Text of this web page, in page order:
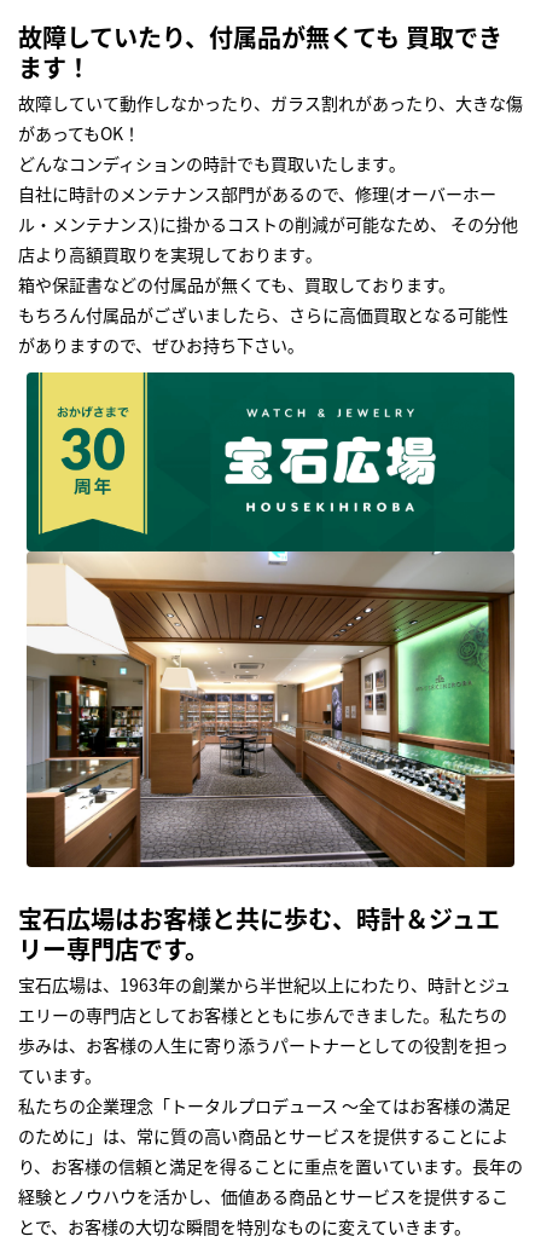
故障していたり、付属品が無くても 買取でき
ます！
故障していて動作しなかったり、ガラス割れがあったり、大きな傷
があってもOK！
どんなコンディションの時計でも買取いたします｡
自社に時計のメンテナンス部門があるので、修理(オーバーホー
ル・メンテナンス)に掛かるコストの削減が可能なため、 その分他
店より高額買取りを実現しております｡
箱や保証書などの付属品が無くても、買取しております。
もちろん付属品がございましたら、さらに高価買取となる可能性
がありますので、ぜひお持ち下さい｡
宝石広場はお客様と共に歩む、時計＆ジュエ
リー専門店です。
宝石広場は、1963年の創業から半世紀以上にわたり、時計とジュ
エリーの専門店としてお客様とともに歩んできました。私たちの
歩みは、お客様の人生に寄り添うパートナーとしての役割を担っ
ています。
私たちの企業理念「トータルプロデュース ～全てはお客様の満足
のために」は、常に質の高い商品とサービスを提供することによ
り、お客様の信頼と満足を得ることに重点を置いています。長年の
経験とノウハウを活かし、価値ある商品とサービスを提供するこ
とで、お客様の大切な瞬間を特別なものに変えていきます。